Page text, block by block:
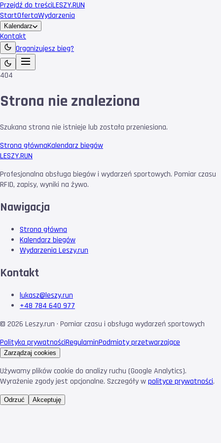
Przejdź do treściLESZY.RUN
StartOfertaWydarzenia
Kalendarz
Kontakt
Organizujesz bieg?
404
Strona nie znaleziona
Szukana strona nie istnieje lub została przeniesiona.
Strona głównaKalendarz biegów
LESZY.RUN
Profesjonalna obsługa biegów i wydarzeń sportowych. Pomiar czasu
RFID, zapisy, wyniki na żywo.
Nawigacja
Strona główna
Kalendarz biegów
Wydarzenia Leszy.run
Kontakt
lukasz@leszy.run
+48 784 640 977
© 2026 Leszy.run · Pomiar czasu i obsługa wydarzeń sportowych
Polityka prywatnościRegulaminPodmioty przetwarzające
Zarządzaj cookies
Używamy plików cookie do analizy ruchu (Google Analytics).
Wyrażenie zgody jest opcjonalne. Szczegóły wpolityce prywatności.
Odrzuć Akceptuję